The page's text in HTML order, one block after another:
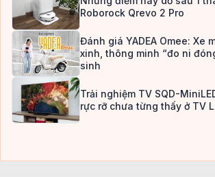
Roborock Qrevo 2 Pro
Đánh giá YADEA Omee: Xe
xinh, thông minh “đo ni
sinh
Trải nghiệm TV SQD-
rực rỡ chưa từng thấy ở TV